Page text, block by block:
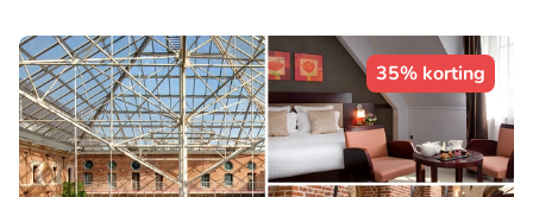
35% korting